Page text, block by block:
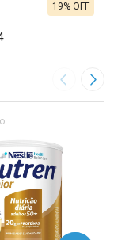
19% OFF
Imagem